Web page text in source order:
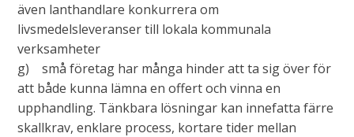
även lanthandlare konkurrera om
livsmedelsleveranser till lokala kommunala
verksamheter
g) små företag har många hinder att ta sig över för
att både kunna lämna en offert och vinna en
upphandling. Tänkbara lösningar kan innefatta färre
skallkrav, enklare process, kortare tider mellan